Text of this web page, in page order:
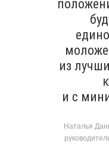
из
и с
Наталья